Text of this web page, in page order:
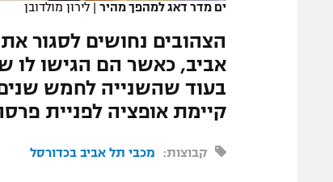
ים מדר דאג למהפך מהיר | לירון מולדובן
הצהובים נחושים לסגור
אביב, כאשר הם הגישו לו
בעוד שהשנייה לחמש
קיימת אופציה לפניית
קבוצות: מכבי תל אביב בכדורסל